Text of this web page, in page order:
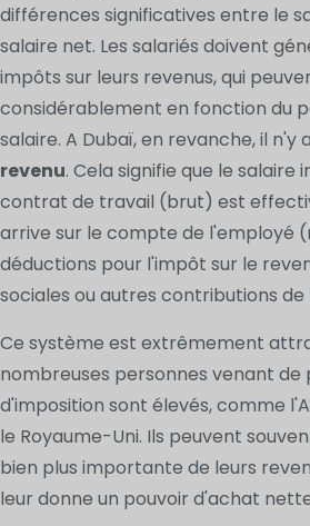
différences significatives entre le
salaire net. Les salariés doivent
impôts sur leurs revenus, qui
considérablement en fonction du
salaire. A Dubaï, en revanche, il n'y a
revenu. Cela signifie que le salaire
contrat de travail (brut) est
arrive sur le compte de l'employé
déductions pour l'impôt sur le
sociales ou autres contributions de
Ce système est extrêmement
nombreuses personnes venant de
d'imposition sont élevés, comme
le Royaume-Uni. Ils peuvent
bien plus importante de leurs
leur donne un pouvoir d'achat